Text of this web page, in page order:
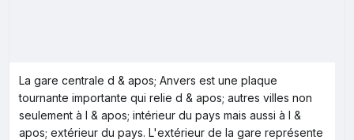
La gare centrale d & apos; Anvers est une plaque
tournante importante qui relie d & apos; autres villes non
seulement à l & apos; intérieur du pays mais aussi à l &
apos; extérieur du pays. L'extérieur de la gare représente